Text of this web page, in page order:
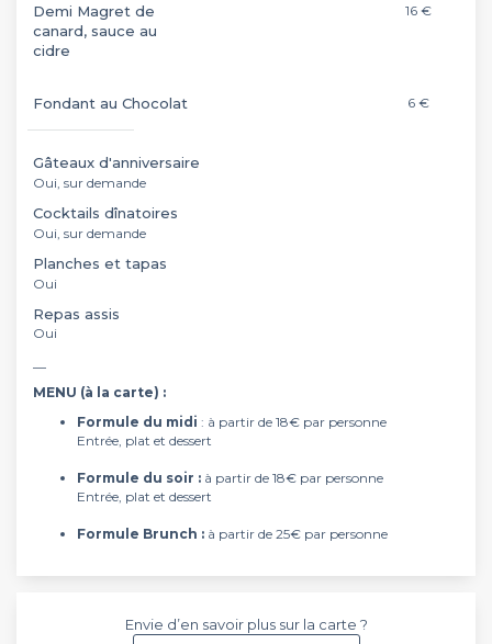
Demi Magret de
canard, sauce au
cidre
16 €
Fondant au Chocolat 6 €
Gâteaux d'anniversaire
Oui, sur demande
Cocktails dînatoires
Oui, sur demande
Planches et tapas
Oui
Repas assis
Oui
MENU (à la carte) :
Formule du midi : à partir de 18€ par personne
Entrée, plat et dessert
Formule du soir : à partir de 18€ par personne
Entrée, plat et dessert
Formule Brunch : à partir de 25€ par personne
Envie d’en savoir plus sur la carte ?